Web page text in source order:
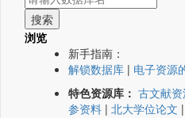
浏览
新手指南：
解锁数据库 | 电子资源
特色资源库： 古文献
参资料 | 北大学位论文 |